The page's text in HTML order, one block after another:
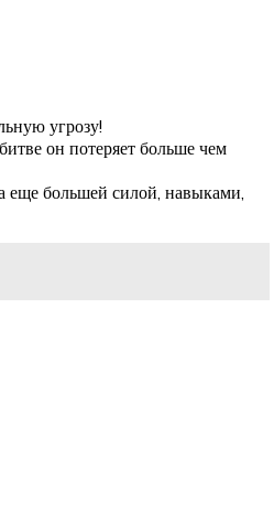
угрозу!
он потеряет больше чем
еще большей силой, навыками,